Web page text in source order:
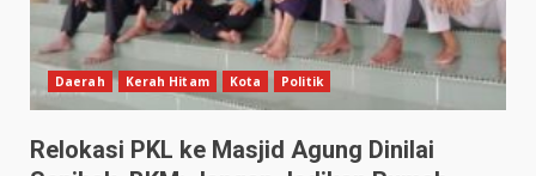
Daerah Kerah Hitam Kota Politik
Relokasi PKL ke Masjid Agung Dinilai